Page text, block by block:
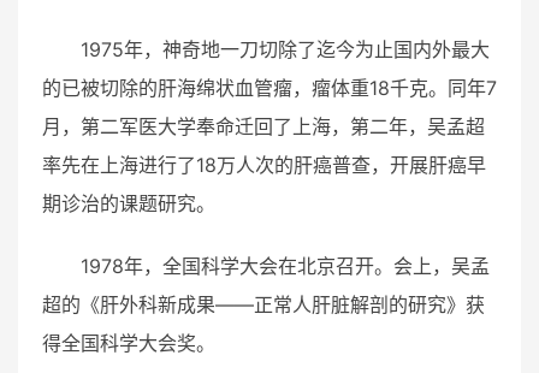
1975年，神奇地一刀切除了迄今为止国内外最大
的已被切除的肝海绵状血管瘤，瘤体重18千克。同年7
月，第二军医大学奉命迁回了上海，第二年，吴孟超
率先在上海进行了18万人次的肝癌普查，开展肝癌早
期诊治的课题研究。
1978年，全国科学大会在北京召开。会上，吴孟
超的《肝外科新成果——正常人肝脏解剖的研究》获
得全国科学大会奖。